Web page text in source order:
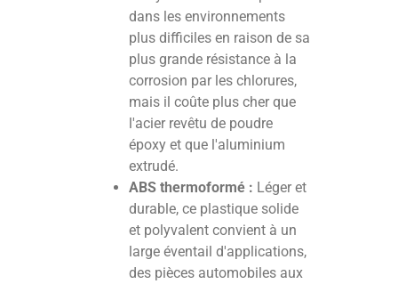
dans les environnements
plus difficiles en raison de sa
plus grande résistance à la
corrosion par les chlorures,
mais il coûte plus cher que
l'acier revêtu de poudre
époxy et que l'aluminium
extrudé.
ABS thermoformé : Léger et
durable, ce plastique solide
et polyvalent convient à un
large éventail d'applications,
des pièces automobiles aux